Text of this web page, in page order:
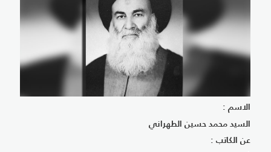
الاسم :
السيد محمد حسين الطهراني
عن الكاتب :